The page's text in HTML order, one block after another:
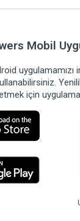
Mobil
uygulamamızı
için